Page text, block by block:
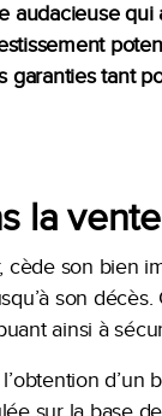
tant
la
son bien
son
ainsi à
d’un